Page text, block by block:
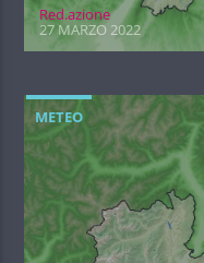
Red.azione
27 MARZO 2022
METEO